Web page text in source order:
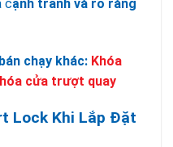
cạnh tranh và rõ ràng
chạy khác: Khóa
cửa trượt quay
Lock Khi Lắp Đặt